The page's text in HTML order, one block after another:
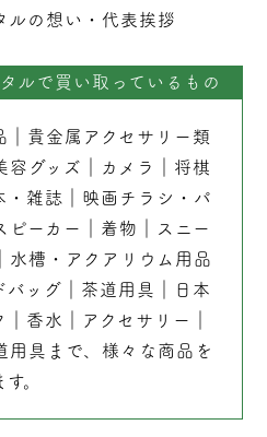
ルの想い・代表挨拶
ルで買い取っているもの
貴金属アクセサリー類
容グッズ カメラ
将棋
・ 雑誌
映画チラシ・パ
ピーカー 着物
スニー
水槽・アクアリウム用品
バッグ ｜茶道用具｜
日本
香水 アクセサリー
用具 まで、様々な商品を
。